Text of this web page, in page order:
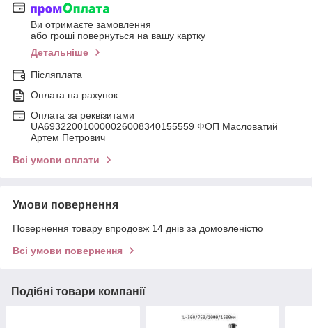
Ви отримаєте замовлення
або гроші повернуться на вашу картку
Детальніше
Післяплата
Оплата на рахунок
Оплата за реквізитами
UA693220010000026008340155559 ФОП Масловатий
Артем Петрович
Всі умови оплати
Умови повернення
Повернення товару впродовж 14 днів за домовленістю
Всі умови повернення
Подібні товари компанії